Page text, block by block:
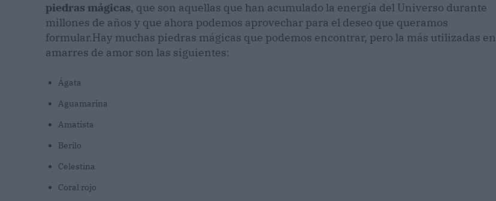
piedras mágicas, que son aquellas que han acumulado la energía del Universo durante
millones de años y que ahora podemos aprovechar para el deseo que queramos
formular.Hay muchas piedras mágicas que podemos encontrar, pero la más utilizadas en
amarres de amor son las siguientes:
Ágata
Aguamarina
Amatista
Berilo
Celestina
Coral rojo